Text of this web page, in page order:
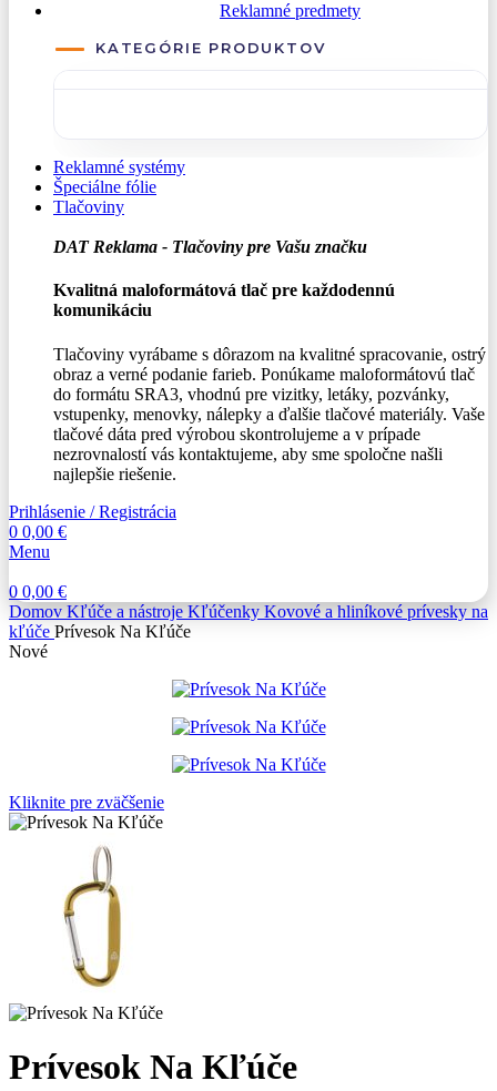
Reklamné predmety
KATEGÓRIE PRODUKTOV
Reklamné systémy
Špeciálne fólie
Tlačoviny
DAT Reklama - Tlačoviny pre Vašu značku
Kvalitná maloformátová tlač pre každodennú
komunikáciu
Tlačoviny vyrábame s dôrazom na kvalitné spracovanie, ostrý
obraz a verné podanie farieb. Ponúkame maloformátovú tlač
do formátu SRA3, vhodnú pre vizitky, letáky, pozvánky,
vstupenky, menovky, nálepky a ďalšie tlačové materiály. Vaše
tlačové dáta pred výrobou skontrolujeme a v prípade
nezrovnalostí vás kontaktujeme, aby sme spoločne našli
najlepšie riešenie.
Prihlásenie / Registrácia
0 0,00 €
Menu
0 0,00 €
Domov Kľúče a nástroje Kľúčenky Kovové a hliníkové prívesky na
kľúče Prívesok Na Kľúče
Nové
Kliknite pre zväčšenie
Prívesok Na Kľúče